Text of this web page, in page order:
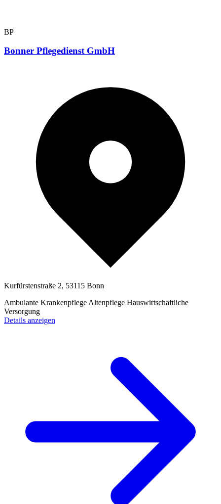
BP
Bonner Pflegedienst GmbH
Kurfürstenstraße 2, 53115 Bonn
Ambulante Krankenpflege Altenpflege Hauswirtschaftliche
Versorgung
Details anzeigen